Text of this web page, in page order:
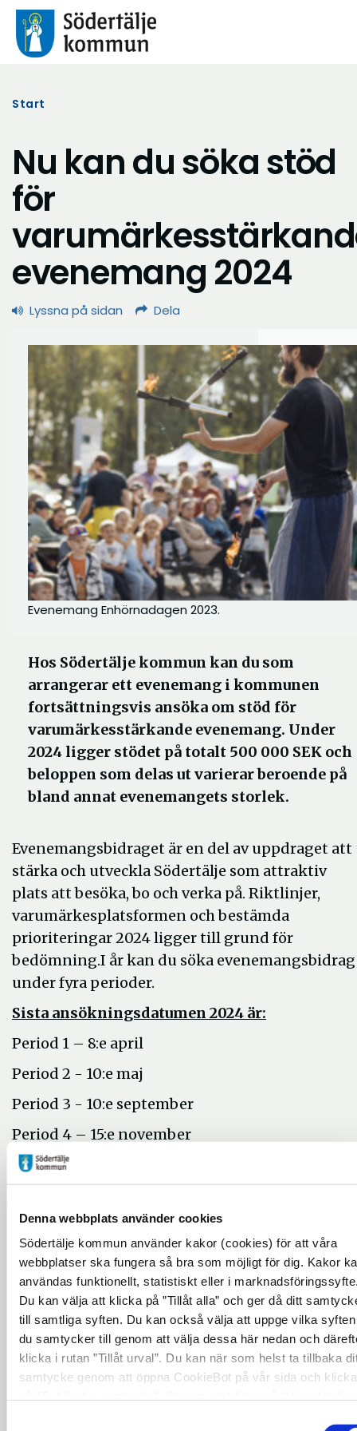
Denna webbplats använder cookies
Södertälje kommun använder kakor (cookies) för att våra
webbplatser ska fungera så bra som möjligt för dig. Kakor
användas funktionellt, statistiskt eller i
Du kan välja att klicka på ”Tillåt alla” och ger då ditt
till samtliga syften. Du kan också välja att uppge vilka syften
du samtycker till genom att välja dessa här nedan och
klicka i rutan ”Tillåt urval”. Du kan när som helst ta tillbaka
samtycke genom att öppna CookieBot på vår sida och klicka
Start
Nu kan du söka stöd
för
evenemang 2024
Lyssna på sidan Dela
Evenemang Enhörnadagen 2023.
Hos Södertälje kommun kan du som
arrangerar ett evenemang i kommunen
fortsättningsvis ansöka om stöd för
varumärkesstärkande evenemang. Under
2024 ligger stödet på totalt 500 000 SEK och
beloppen som delas ut varierar beroende på
bland annat evenemangets storlek.
Evenemangsbidraget är en del av uppdraget att
stärka och utveckla Södertälje som attraktiv
plats att besöka, bo och verka på. Riktlinjer,
varumärkesplatsformen och bestämda
prioriteringar 2024 ligger till grund för
bedömning.I år kan du söka evenemangsbidrag
under fyra perioder.
Sista ansökningsdatumen 2024 är:
Period 1 – 8:e april
Period 2 - 10:e maj
Period 3 - 10:e september
Period 4 – 15:e november
Från sista ansökningsdatum tar det max tre
veckor innan du får besked.
De fyra prioriterade teman 2024 är:
E-evenemang, innovation och en industri i
framkant
Evenemang som främjar världskultur
Evenemang som främjar ungas
innovationer (ålder 12–18)